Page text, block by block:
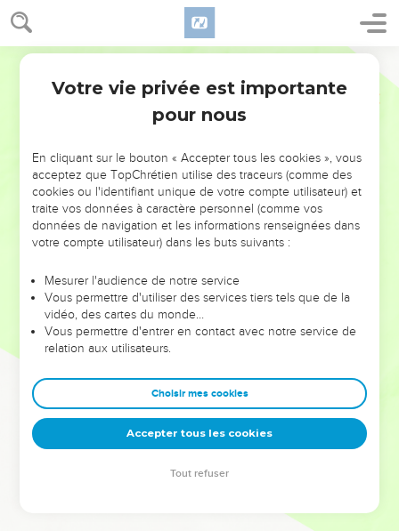
NE MANQUEZ PAS L’ÉVÉNEMENT
DE L’ANNÉE !
ET SI LEURS ERREURS POUVAIENT VOUS ÉVITER LES
VOTRES ?
leur foi ou leur vision. Mais on voit moins les doutes, les erreurs
et les saisons difficiles qu'ils ont traversés, alors même que ce
sont elles qui les ont façonnés.
Dans cette conférence, leaders, entrepreneurs, et responsables
clés pour avancer avec plus de sagesse afin que leurs erreurs
deviennent vos tremplins. Que vous guidiez un ministère, une
équipe, un groupe ou une famille, leur expérience est faite
pour vous.
Votre vie privée est importante
pour nous
En cliquant sur le bouton « Accepter tous les cookies », vous
acceptez que TopChrétien utilise des traceurs (comme des
cookies ou l'identifiant unique de votre compte utilisateur) et
traite vos données à caractère personnel (comme vos
données de navigation et les informations renseignées dans
votre compte utilisateur) dans les buts suivants :
Mesurer l'audience de notre service
Vous permettre d'utiliser des services tiers tels que de la
vidéo, des cartes du monde…
Vous permettre d'entrer en contact avec notre service de
relation aux utilisateurs.
Choisir mes cookies
Accepter tous les cookies
Tout refuser